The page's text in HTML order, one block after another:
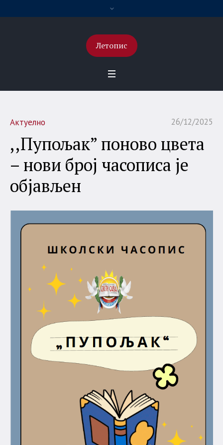
Летопис
26/12/2025
Актуелно
,,Пупољак” поново цвета
– нови број часописа је
објављен